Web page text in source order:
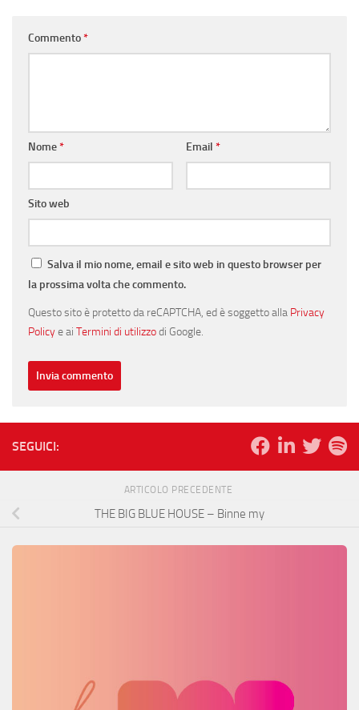
Commento*
Nome* Email *
Sito web
Salva il mio nome, email e sito web in questo browser per
la prossima volta che commento.
Questo sito è protetto da reCAPTCHA, ed è soggetto alla Privacy
Policye ai Termini di utilizzodi Google.
SEGUICI:
ARTICOLO PRECEDENTE
THE BIG BLUE HOUSE – Binne my